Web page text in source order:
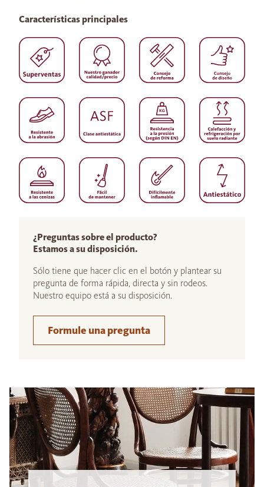
¿Preguntas sobre el producto?
Estamos a su disposición.
Sólo tiene que hacer clic en el botón y plantear su
pregunta de forma rápida, directa y sin rodeos.
Nuestro equipo está a su disposición.
Formule una pregunta
Características principales